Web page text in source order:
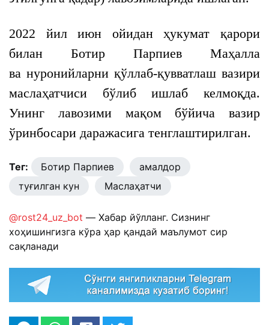
2022 йил июн ойидан ҳукумат қарори
билан Ботир Парпиев Маҳалла
ва нуронийларни қўллаб-қувватлаш вазири
маслаҳатчиси бўлиб ишлаб келмоқда.
Унинг лавозими мақом бўйича вазир
ўринбосари даражасига тенглаштирилган.
Тег: Ботир Парпиев
амалдор
туғилган кун
Маслаҳатчи
@rost24_uz_bot — Хабар йўлланг. Сизнинг
хоҳишингизга кўра ҳар қандай маълумот сир
сақланади